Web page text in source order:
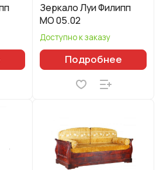
Зеркало Луи Филипп
МО 05.02
Доступно к заказу
Подробнее